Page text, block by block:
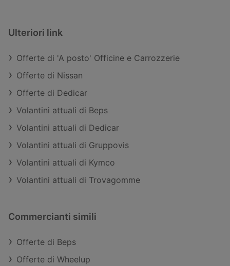
Ulteriori link
Offerte di 'A posto' Officine e Carrozzerie
Offerte di Nissan
Offerte di Dedicar
Volantini attuali di Beps
Volantini attuali di Dedicar
Volantini attuali di Gruppovis
Volantini attuali di Kymco
Volantini attuali di Trovagomme
Commercianti simili
Offerte di Beps
Offerte di Wheelup